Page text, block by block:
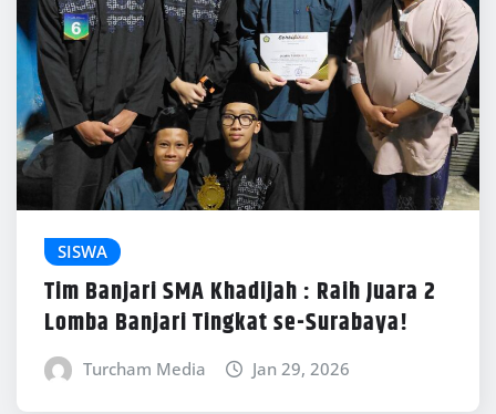
SISWA
Tim Banjari SMA Khadijah : Raih Juara 2
Lomba Banjari Tingkat se-Surabaya!
Turcham Media Jan 29, 2026